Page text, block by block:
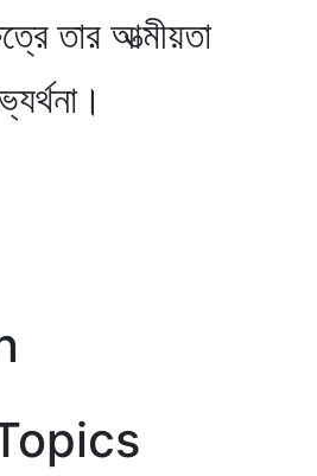
তার আত্মীয়তা